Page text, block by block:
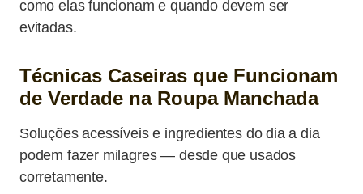
como elas funcionam e quando devem ser
evitadas.
Técnicas Caseiras que Funcionam
de Verdade na Roupa Manchada
Soluções acessíveis e ingredientes do dia a dia
podem fazer milagres — desde que usados
corretamente.